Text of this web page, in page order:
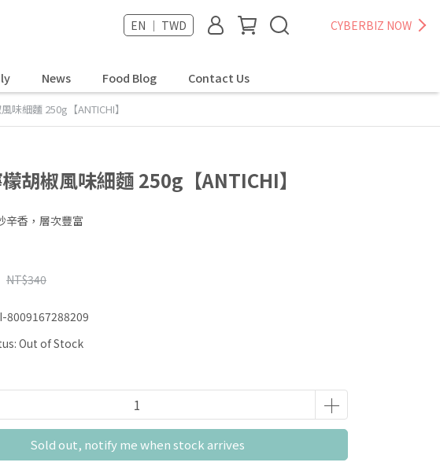
EN ｜ TWD CYBERBIZ NOW
News Food Blog Contact Us
味細麵 250g【ANTICHI】
胡椒風味細麵 250g【ANTICHI】
辛香，層次豐富
NT$340
8009167288209
Out of Stock
Sold out, notify me when stock arrives